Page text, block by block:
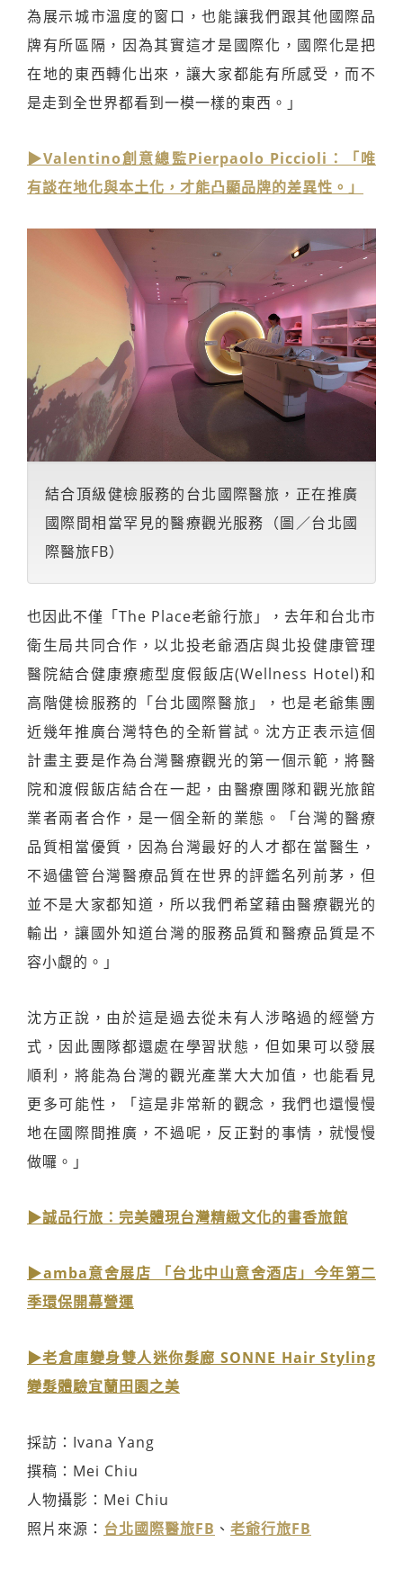
為展示城市溫度的窗口，也能讓我們跟其他國際品
牌有所區隔，因為其實這才是國際化，國際化是把
在地的東西轉化出來，讓大家都能有所感受，而不
是走到全世界都看到一模一樣的東西。」
▶Valentino創意總監Pierpaolo Piccioli：「唯
有談在地化與本土化，才能凸顯品牌的差異性。」
結合頂級健檢服務的台北國際醫旅，正在推廣
國際間相當罕見的醫療觀光服務（圖／台北國
際醫旅FB）
也因此不僅「The Place老爺行旅」，去年和台北市
衛生局共同合作，以北投老爺酒店與北投健康管理
醫院結合健康療癒型度假飯店(Wellness Hotel)和
高階健檢服務的「台北國際醫旅」，也是老爺集團
近幾年推廣台灣特色的全新嘗試。沈方正表示這個
計畫主要是作為台灣醫療觀光的第一個示範，將醫
院和渡假飯店結合在一起，由醫療團隊和觀光旅館
業者兩者合作，是一個全新的業態。「台灣的醫療
品質相當優質，因為台灣最好的人才都在當醫生，
不過儘管台灣醫療品質在世界的評鑑名列前茅，但
並不是大家都知道，所以我們希望藉由醫療觀光的
輸出，讓國外知道台灣的服務品質和醫療品質是不
容小覷的。」
沈方正說，由於這是過去從未有人涉略過的經營方
式，因此團隊都還處在學習狀態，但如果可以發展
順利，將能為台灣的觀光產業大大加值，也能看見
更多可能性，「這是非常新的觀念，我們也還慢慢
地在國際間推廣，不過呢，反正對的事情，就慢慢
做囉。」
▶誠品行旅：完美體現台灣精緻文化的書香旅館
▶amba意舍展店 「台北中山意舍酒店」今年第二
季環保開幕營運
▶老倉庫變身雙人迷你髮廊 SONNE Hair Styling
變髮體驗宜蘭田園之美
採訪：Ivana Yang
撰稿：Mei Chiu
人物攝影：Mei Chiu
照片來源： 台北國際醫旅FB 、 老爺行旅FB